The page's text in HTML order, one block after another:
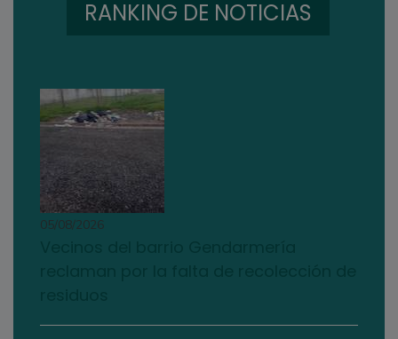
RANKING DE NOTICIAS
05/08/2026